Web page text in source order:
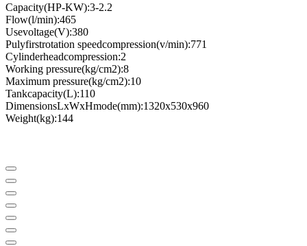
Capacity(HP-KW):3-2.2
Flow(l/min):465
Usevoltage(V):380
Pulyfirstrotation speedcompression(v/min):771
Cylinderheadcompression:2
Working pressure(kg/cm2):8
Maximum pressure(kg/cm2):10
Tankcapacity(L):110
DimensionsLxWxHmode(mm):1320x530x960
Weight(kg):144